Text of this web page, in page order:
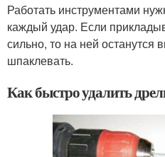
Работать инструментами
каждый удар. Если
сильно, то на ней останутся
шпаклевать.
Как быстро удалить